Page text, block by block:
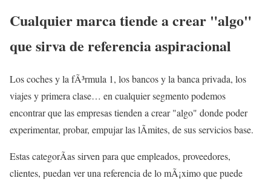
Cualquier marca tiende a crear "algo"
que sirva de referencia aspiracional
Los coches y la fÃ³rmula 1, los bancos y la banca privada, los
viajes y primera clase… en cualquier segmento podemos
encontrar que las empresas tienden a crear "algo" donde poder
experimentar, probar, empujar las lÃ­mites, de sus servicios base.
Estas categorÃ­as sirven para que empleados, proveedores,
clientes, puedan ver una referencia de lo mÃ¡ximo que puede